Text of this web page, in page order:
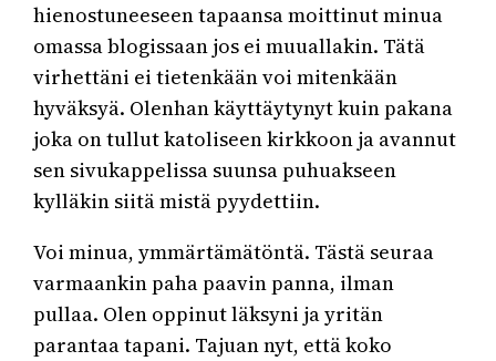
hienostuneeseen tapaansa moittinut minua
omassa blogissaan jos ei muuallakin. Tätä
virhettäni ei tietenkään voi mitenkään
hyväksyä. Olenhan käyttäytynyt kuin pakana
joka on tullut katoliseen kirkkoon ja avannut
sen sivukappelissa suunsa puhuakseen
kylläkin siitä mistä pyydettiin.
Voi minua, ymmärtämätöntä. Tästä seuraa
varmaankin paha paavin panna, ilman
pullaa. Olen oppinut läksyni ja yritän
parantaa tapani. Tajuan nyt, että koko